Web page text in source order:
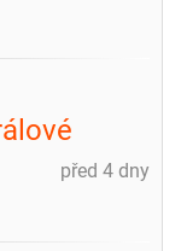
před 4 dny